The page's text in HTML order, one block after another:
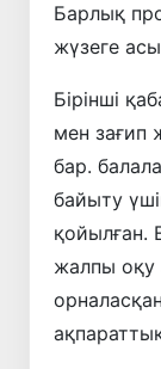
Барлық
жүзеге
Бірінші
мен зағип
бар.
байыту
қойылған.
жалпы оқу